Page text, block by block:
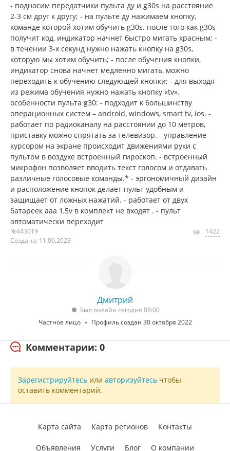
- подносим передатчики пульта ду и g30s на расстояние
2-3 см друг к другу; - на пульте ду нажимаем кнопку,
команде которой хотим обучить g30s. после того как g30s
получит код, индикатор начнет быстро мигать красным; -
в течении 3-х секунд нужно нажать кнопку на g30s,
которую мы хотим обучить; - после обучения кнопки,
индикатор снова начнет медленно мигать, можно
переходить к обучению следующей кнопки; - для выходя
из режима обучения нужно нажать кнопку «tv».
особенности пульта g30: - подходит к большинству
операционных систем – android, windows, smart tv, ios. -
работает по радиоканалу на расстоянии до 10 метров,
приставку можно спрятать за телевизор. - управление
курсором на экране происходит движениями руки с
пультом в воздухе встроенный гироскоп. - встроенный
микрофон позволяет вводить текст голосом и отдавать
различные голосовые команды.* - эргономичный дизайн
и расположение кнопок делает пульт удобным и
защищает от ложных нажатий. - работает от двух
батареек aaa 1,5v в комплект не входят . - пульт
автоматически переходит
№443019
Создано: 11.06.2023
1422
Дмитрий
Был онлайн сегодня 08:00
Частное лицо
Профиль создан 30 октября 2022
Комментарии: 0
Зарегистрируйтесь или авторизуйтесь чтобы
оставить комментарий.
Карта сайта Карта регионов Контакты
Объявления Услуги Блог О компании